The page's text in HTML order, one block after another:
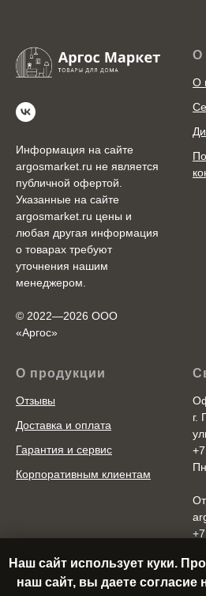
Информация на сайте
argosmarket.ru не является
публичной офертой.
Указанные на сайте
argosmarket.ru цены и
любая другая информация
о товарах требуют
уточнения нашим
менеджером.
© 2022—2026 ООО
«Аргоc»
О
О
О продукции
Отзывы
Доставка и оплата
Гарантия и сервис
Корпоративным клиентам
г.
Наш сайт использует куки.
наш сайт, вы даете согласие